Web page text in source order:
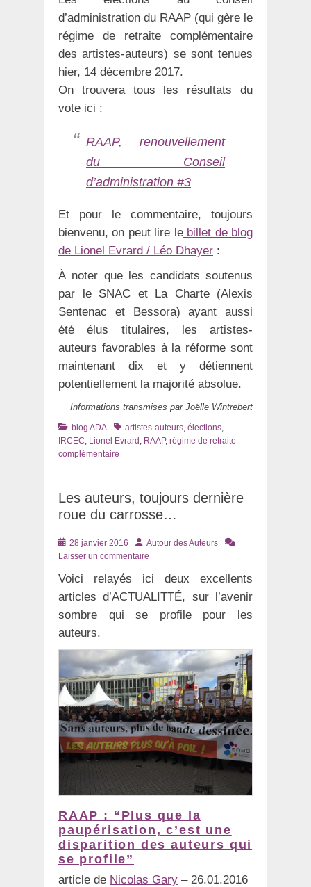
d’administration du RAAP (qui gère le
régime de retraite complémentaire
des artistes-auteurs) se sont tenues
hier, 14 décembre 2017.
On trouvera tous les résultats du
vote ici :
RAAP, renouvellement
du Conseil
d’administration #3
Et pour le commentaire, toujours
bienvenu, on peut lire lebillet de blog
de Lionel Evrard / Léo Dhayer :
À noter que les candidats soutenus
par le SNAC et La Charte (Alexis
Sentenac et Bessora) ayant aussi
été élus titulaires, les artistes-
auteurs favorables à la réforme sont
maintenant dix et y détiennent
potentiellement la majorité absolue.
Informations transmises par Joëlle Wintrebert
Catégories
blog ADA Tagsartistes-auteurs, élections,
IRCEC, Lionel Evrard , RAAP, régime de retraite
complémentaire
Les auteurs, toujours dernière
roue du carrosse…
Posté
le
28 janvier 2016 AuteurAutour des Auteurs
Laisser un commentaire
Voici relayés ici deux excellents
articles d’ACTUALITTÉ, sur l’avenir
sombre qui se profile pour les
auteurs.
RAAP : “Plus que la
paupérisation, c’est une
disparition des auteurs qui
se profile”
article de Nicolas Gary – 26.01.2016